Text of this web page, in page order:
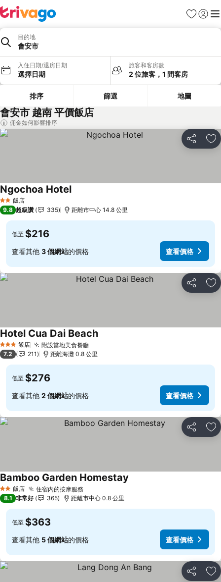
我的最愛
登入 選
目的地
會安市
入住日期/退房日期
選擇日期
旅客和客房數
2 位旅客，1 間客房
排序 篩選 地圖
會安市 越南 平價飯店
佣金如何影響排序
分享 加
2 星級飯店
Ngochoa Hotel
9.8 超級讚 335 距離市中心 14.8 公里
低至 $216
查看其他 3 個網站的價格 查看價格
分享 加
3 星級 飯店 附設當地美食餐廳
Hotel Cua Dai Beach
7.2 211 距離海灘 0.8 公里
低至 $276
查看其他 2 個網站的價格 查看價格
分享 加
2 星級飯店 住宿內的按摩服務
Bamboo Garden Homestay
8.1 非常好 365 距離市中心 0.8 公里
低至 $363
查看其他 5 個網站的價格 查看價格
分享 加